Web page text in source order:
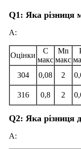
Q1: Яка різниця
A:
Оцінки
C
макс
Mn
макс
304 0,08 2
316 0,8 2
Q2: Яка різниця
A: